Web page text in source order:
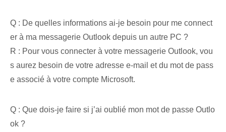
Q : De quelles informations ai-je besoin pour me connect
er à ma messagerie Outlook depuis un autre PC ?
R : Pour vous connecter à votre messagerie Outlook, vou
s aurez besoin de votre adresse e-mail et du mot de pass
e associé à votre compte Microsoft.
Q : Que dois-je faire si j’ai oublié mon mot de passe Outlo
ok ?